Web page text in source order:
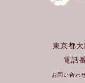
東京都
電話
お問い合わ